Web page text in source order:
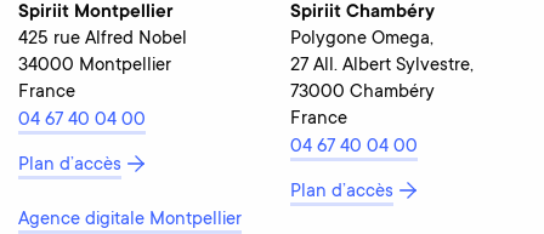
Spiriit Montpellier
425 rue Alfred Nobel
34000 Montpellier
France
04 67 40 04 00
Plan d’accès
Agence digitale Montpellier
Spiriit Chambéry
Polygone Omega,
27 All. Albert Sylvestre,
73000 Chambéry
France
04 67 40 04 00
Plan d’accès